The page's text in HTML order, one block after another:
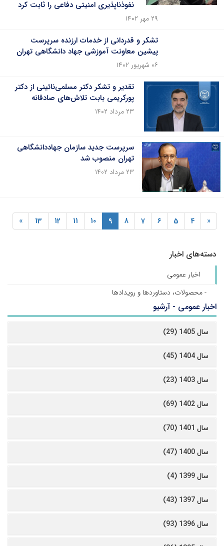
نفوذناپذیری امنیتی دفاعی را ثابت کرد
۲۹ مهر ۱۴۰۲
تشکر و قدردانی از خدمات ارزنده سرپرست
پیشین معاونت آموزشی جهاد دانشگاهی تهران
۰۶ شهریور ۱۴۰۲
تقدیر و تشکر دکتر مسلمی‌نائینی از دکتر
پورکریمی بابت تلاش‌های صادقانه
۲۳ مرداد ۱۴۰۲
سرپرست جدید سازمان جهاددانشگاهی
تهران منصوب شد
۲۳ مرداد ۱۴۰۲
«
4
5
6
7
8
9
10
11
12
13
»
دسته‌های اخبار
اخبار عمومی
- محصولات، دستاوردها و رویدادها
اخبار عمومی - آرشیو
سال 1405 (29)
سال 1404 (45)
سال 1403 (23)
سال 1402 (69)
سال 1401 (70)
سال 1400 (47)
سال 1399 (4)
سال 1397 (43)
سال 1396 (93)